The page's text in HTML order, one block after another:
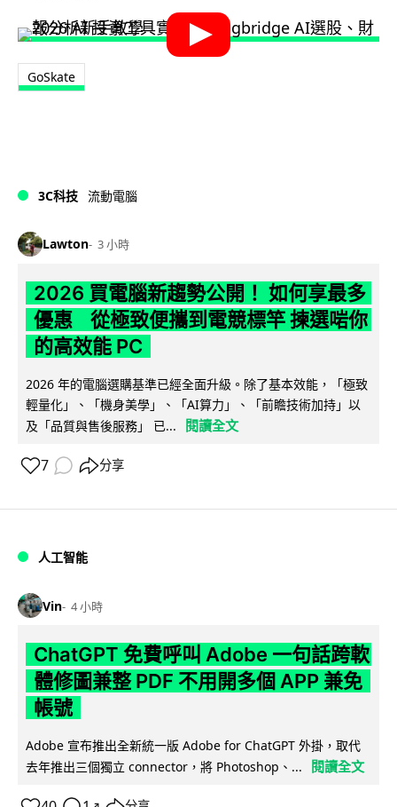
GoSkate
3C科技 流動電腦
Lawton 3 小時
2026 買電腦新趨勢公開！ 如何享最多
優惠 從極致便攜到電競標竿 揀選啱你
的高效能 PC
2026 年的電腦選購基準已經全面升級。除了基本效能，「極致
輕量化」、「機身美學」、「AI算力」、「前瞻技術加持」以
及「品質與售後服務」 已...
閱讀全文
7 分享
人工智能
Vin 4 小時
ChatGPT 免費呼叫 Adobe 一句話跨軟
體修圖兼整 PDF 不用開多個 APP 兼免
帳號
Adobe 宣布推出全新統一版 Adobe for ChatGPT 外掛，取代
去年推出三個獨立 connector，將 Photoshop、...
閱讀全文